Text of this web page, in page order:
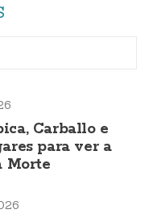
Carballo e
para ver a
Morte